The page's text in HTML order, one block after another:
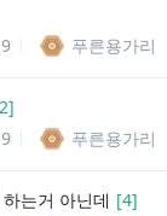
푸른용가리
2]
푸른용가리
는거 아닌데 [4]